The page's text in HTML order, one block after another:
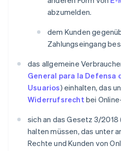
abzumelden.
dem Kunden
Zahlungseingang
das allgemeine
General para la Defensa
Usuarios) einhalten, das
Widerrufsrecht bei
sich an das Gesetz 3/2018
halten müssen, das unter
Rechte und Kunden von